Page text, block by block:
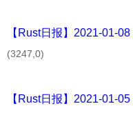
【Rust日报】2021-01-
(3247,0)
【Rust日报】2021-01-